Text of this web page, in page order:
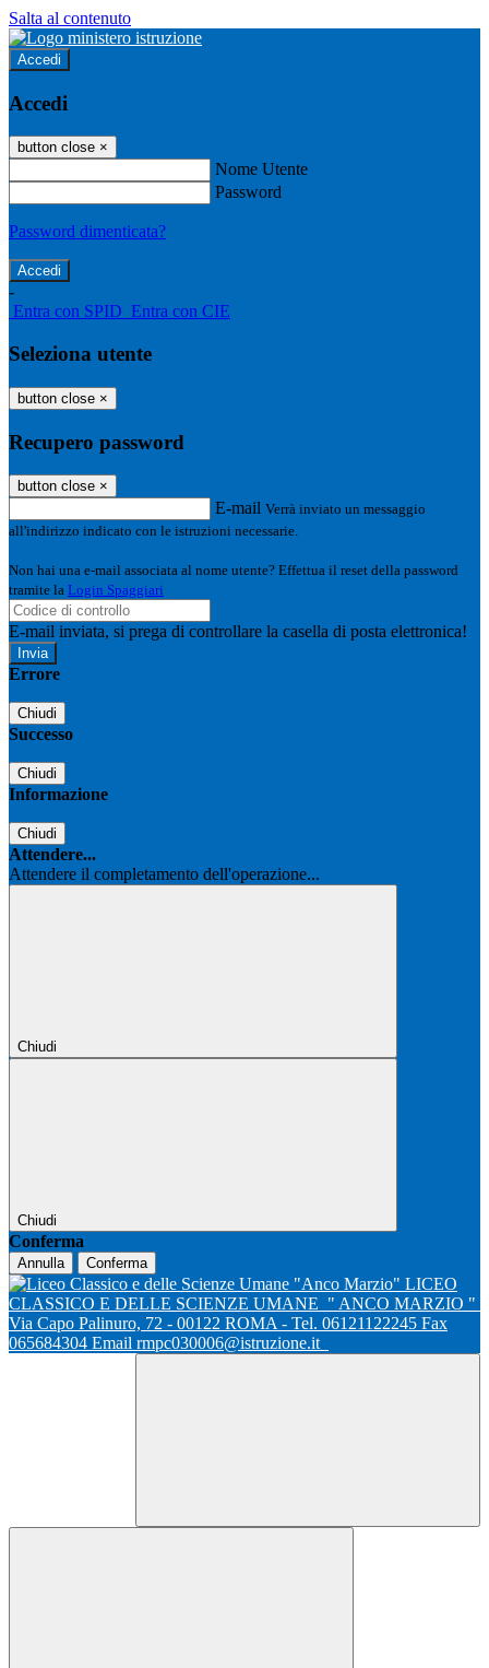
Salta al contenuto
Accedi
Accedi
button close ×
Nome Utente
Password
Password dimenticata?
-
Entra con SPID Entra con CIE
Seleziona utente
button close ×
Recupero password
button close ×
E-mail Verrà inviato un messaggio
all'indirizzo indicato con le istruzioni necessarie.
Non hai una e-mail associata al nome utente? Effettua il reset della password
tramite la Login Spaggiari
E-mail inviata, si prega di controllare la casella di posta elettronica!
Errore
Chiudi
Successo
Chiudi
Informazione
Chiudi
Attendere...
Attendere il completamento dell'operazione...
Chiudi
Chiudi
Conferma
Annulla Conferma
LICEO
CLASSICO E DELLE SCIENZE UMANE " ANCO MARZIO "
Via Capo Palinuro, 72 - 00122 ROMA - Tel. 06121122245 Fax
065684304 Email rmpc030006@istruzione.it